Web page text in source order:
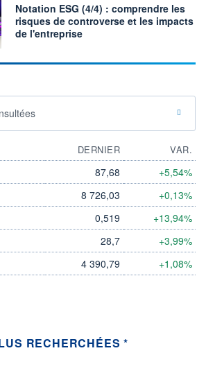
Notation ESG (4/4) : comprendre les
risques de controverse et les impacts
de l'entreprise
DERNIER
VAR.
87,68 +5,54%
8 726,03 +0,13%
0,519 +13,94%
28,7 +3,99%
4 390,79 +1,08%
RECHERCHÉES *